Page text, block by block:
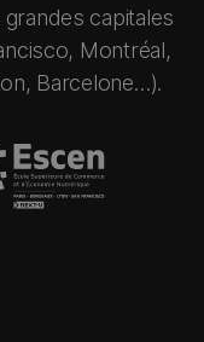
capitales
Montréal,
Barcelone…).